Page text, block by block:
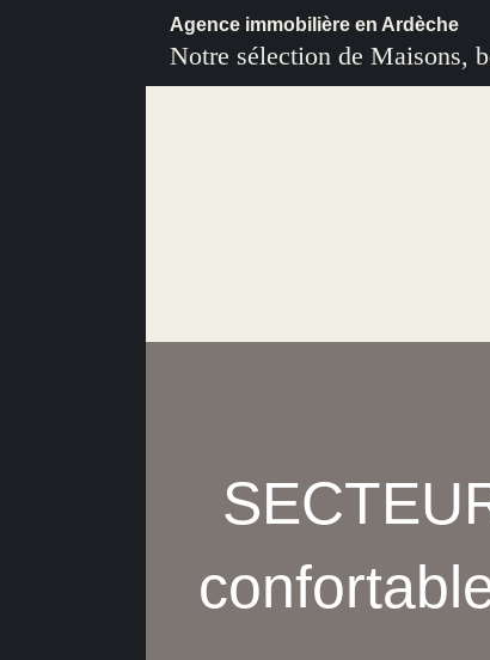
Agence immobilière en Ardèche
Notre sélection de Maisons,